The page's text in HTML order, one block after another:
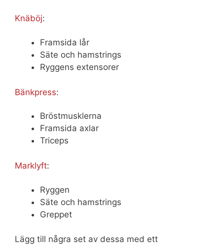
Knäböj:
Framsida lår
Säte och hamstrings
Ryggens extensorer
Bänkpress:
Bröstmusklerna
Framsida axlar
Triceps
Marklyft:
Ryggen
Säte och hamstrings
Greppet
Lägg till några set av dessa med ett